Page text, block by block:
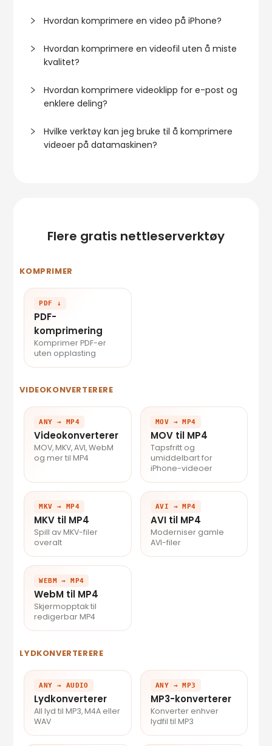
Hvordan komprimere en video på iPhone?
Hvordan komprimere en videofil uten å miste
kvalitet?
Hvordan komprimere videoklipp for e-post og
enklere deling?
Hvilke verktøy kan jeg bruke til å komprimere
videoer på datamaskinen?
Flere gratis nettleserverktøy
KOMPRIMER
PDF ↓
PDF-
komprimering
Komprimer PDF-er
uten opplasting
VIDEOKONVERTERERE
ANY → MP4
Videokonverterer
MOV, MKV, AVI, WebM
og mer til MP4
MOV → MP4
MOV til MP4
Tapsfritt og
umiddelbart for
iPhone-videoer
MKV → MP4
MKV til MP4
Spill av MKV-filer
overalt
AVI → MP4
AVI til MP4
Moderniser gamle
AVI-filer
WEBM → MP4
WebM til MP4
Skjermopptak til
redigerbar MP4
LYDKONVERTERERE
ANY → AUDIO
Lydkonverterer
All lyd til MP3, M4A eller
WAV
ANY → MP3
MP3-konverterer
Konverter enhver
lydfil til MP3